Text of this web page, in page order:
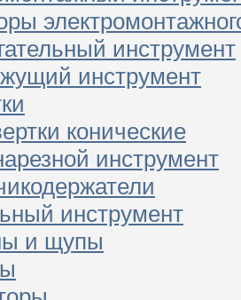
инструмент
инструмент
конические
инструмент
инструмент
и щупы